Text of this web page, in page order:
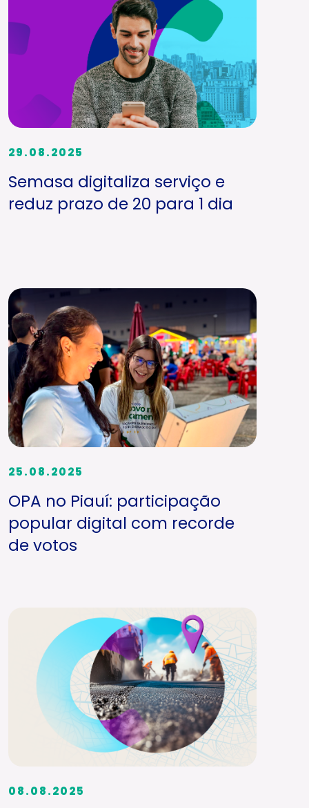
29.08.2025
Semasa digitaliza serviço e
reduz prazo de 20 para 1 dia
25.08.2025
OPA no Piauí: participação
popular digital com recorde
de votos
08.08.2025